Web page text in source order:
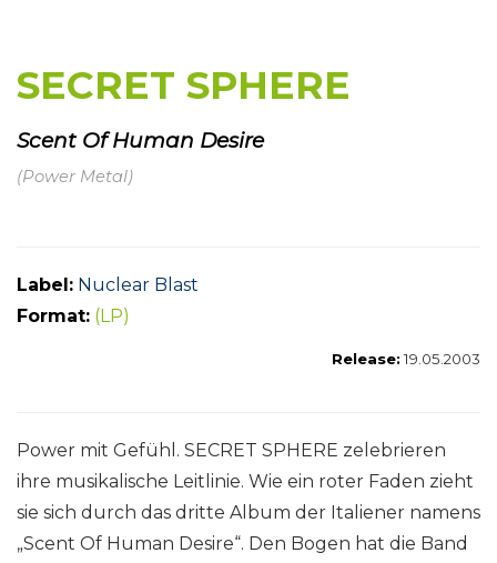
SECRET SPHERE
Scent Of Human Desire
(Power Metal)
Label: Nuclear Blast
Format: (LP)
Release:19.05.2003
Power mit Gefühl. SECRET SPHERE zelebrieren
ihre musikalische Leitlinie. Wie ein roter Faden zieht
sie sich durch das dritte Album der Italiener namens
„Scent Of Human Desire“. Den Bogen hat die Band